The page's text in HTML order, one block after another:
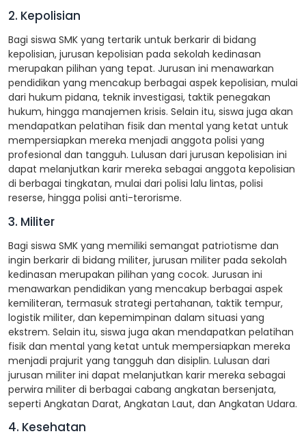
2. Kepolisian
Bagi siswa SMK yang tertarik untuk berkarir di bidang
kepolisian, jurusan kepolisian pada sekolah kedinasan
merupakan pilihan yang tepat. Jurusan ini menawarkan
pendidikan yang mencakup berbagai aspek kepolisian, mulai
dari hukum pidana, teknik investigasi, taktik penegakan
hukum, hingga manajemen krisis. Selain itu, siswa juga akan
mendapatkan pelatihan fisik dan mental yang ketat untuk
mempersiapkan mereka menjadi anggota polisi yang
profesional dan tangguh. Lulusan dari jurusan kepolisian ini
dapat melanjutkan karir mereka sebagai anggota kepolisian
di berbagai tingkatan, mulai dari polisi lalu lintas, polisi
reserse, hingga polisi anti-terorisme.
3. Militer
Bagi siswa SMK yang memiliki semangat patriotisme dan
ingin berkarir di bidang militer, jurusan militer pada sekolah
kedinasan merupakan pilihan yang cocok. Jurusan ini
menawarkan pendidikan yang mencakup berbagai aspek
kemiliteran, termasuk strategi pertahanan, taktik tempur,
logistik militer, dan kepemimpinan dalam situasi yang
ekstrem. Selain itu, siswa juga akan mendapatkan pelatihan
fisik dan mental yang ketat untuk mempersiapkan mereka
menjadi prajurit yang tangguh dan disiplin. Lulusan dari
jurusan militer ini dapat melanjutkan karir mereka sebagai
perwira militer di berbagai cabang angkatan bersenjata,
seperti Angkatan Darat, Angkatan Laut, dan Angkatan Udara.
4. Kesehatan